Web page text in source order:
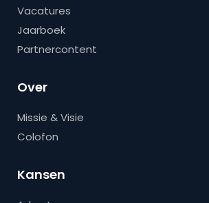
Vacatures
Jaarboek
Partnercontent
Over
Missie & Visie
Colofon
Kansen